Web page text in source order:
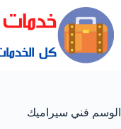
الوسم فني سيراميك